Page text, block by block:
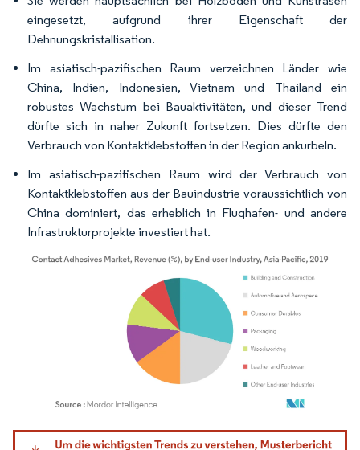
eingesetzt, aufgrund ihrer Eigenschaft der
Dehnungskristallisation.
Im asiatisch-pazifischen Raum verzeichnen Länder wie
China, Indien, Indonesien, Vietnam und Thailand ein
robustes Wachstum bei Bauaktivitäten, und dieser Trend
dürfte sich in naher Zukunft fortsetzen. Dies dürfte den
Verbrauch von Kontaktklebstoffen in der Region ankurbeln.
Im asiatisch-pazifischen Raum wird der Verbrauch von
Kontaktklebstoffen aus der Bauindustrie voraussichtlich von
China dominiert, das erheblich in Flughafen- und andere
Infrastrukturprojekte investiert hat.
Bild © Mordor Intelligence. Wiederverwendung erfordert Namensnennung gemäß